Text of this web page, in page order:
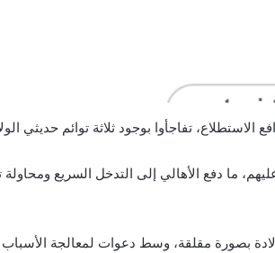
الاستطلاع، تفاجأوا بوجود ثلاثة توائم
ما دفع الأهالي إلى التدخل السريع
بصورة مقلقة، وسط دعوات لمعالجة الأسباب